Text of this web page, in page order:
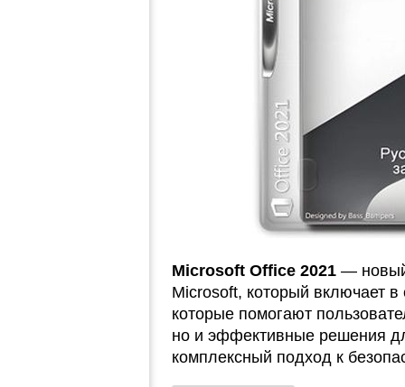
Microsoft Office 2021 —
Microsoft, который включает
которые помогают
но и эффективные решения
комплексный подход к